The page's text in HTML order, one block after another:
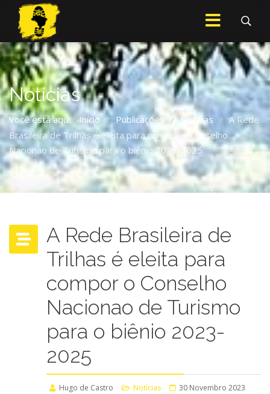
Notícias
Você está aqui: Início / Publicações / Notícias / A Rede
Brasileira de Trilhas é eleita para compor o Conselho
Nacionao de Turismo para o biênio 2023-2025
A Rede Brasileira de
Trilhas é eleita para
compor o Conselho
Nacionao de Turismo
para o biênio 2023-
2025
Hugo de Castro Notícias
30 Novembro 2023